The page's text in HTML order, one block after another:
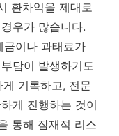
환차익을 제대로
우가 많습니다.
금이나 과태료가
담이 발생하기도
기록하고, 전문
게 진행하는 것이
통해 잠재적 리스